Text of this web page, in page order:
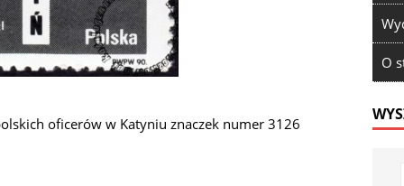
oficerów w Katyniu znaczek numer 3126
O